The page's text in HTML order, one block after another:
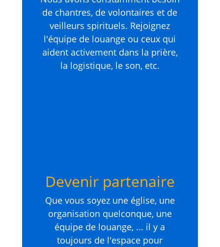
de chantres, de volontaires et de
veilleurs spirituels. Rejoignez
l'équipe de louange ou ceux qui
aident activement dans la prière,
la logistique, le son, etc.
Devenir partenaire
Que vous soyez une église, une
organisation quelconque, une
équipe de louange, ... il y a
toujours de l'espace pour